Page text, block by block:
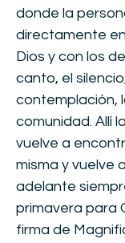
donde la
directamente
Dios y con los
canto, el
contemplación,
comunidad. Allí
vuelve a
misma y vuelve
adelante
primavera para
firma de